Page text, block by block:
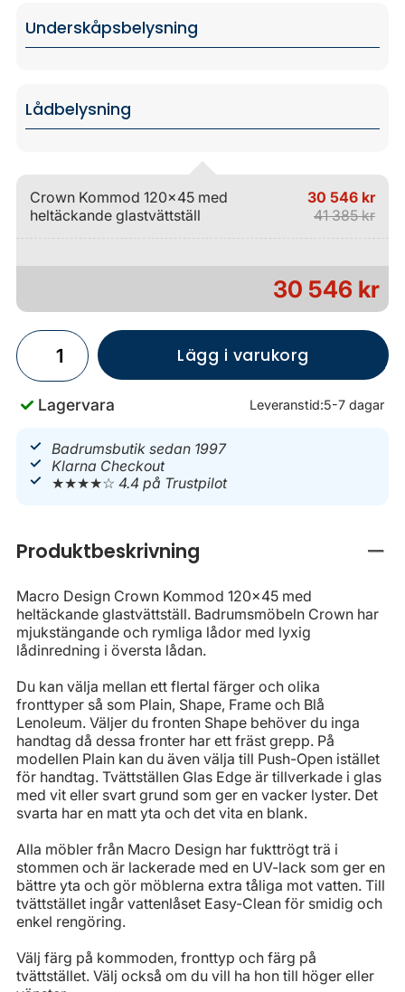
Underskåpsbelysning
Lådbelysning
Crown Kommod 120x45 med
heltäckande glastvättställ
30 546 kr
41 385 kr
30 546 kr
Lägg i varukorg
Lagervara Leveranstid:5-7 dagar
Badrumsbutik sedan 1997
Klarna Checkout
★★★★☆4.4 på Trustpilot
Produktbeskrivning
Macro Design Crown Kommod 120x45 med
heltäckande glastvättställ. Badrumsmöbeln Crown har
mjukstängande och rymliga lådor med lyxig
lådinredning i översta lådan.
Du kan välja mellan ett flertal färger och olika
fronttyper så som Plain, Shape, Frame och Blå
Lenoleum. Väljer du fronten Shape behöver du inga
handtag då dessa fronter har ett fräst grepp. På
modellen Plain kan du även välja till Push-Open istället
för handtag. Tvättställen Glas Edge är tillverkade i glas
med vit eller svart grund som ger en vacker lyster. Det
svarta har en matt yta och det vita en blank.
Alla möbler från Macro Design har fukttrögt trä i
stommen och är lackerade med en UV-lack som ger en
bättre yta och gör möblerna extra tåliga mot vatten. Till
tvättstället ingår vattenlåset Easy-Clean för smidig och
enkel rengöring.
Välj färg på kommoden, fronttyp och färg på
tvättstället. Välj också om du vill ha hon till höger eller